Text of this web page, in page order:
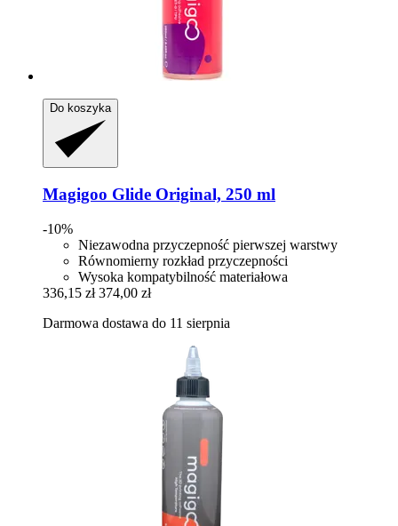
Do koszyka
Magigoo Glide Original, 250 ml
-10%
Niezawodna przyczepność pierwszej warstwy
Równomierny rozkład przyczepności
Wysoka kompatybilność materiałowa
336,15 zł 374,00 zł
Darmowa dostawa do 11 sierpnia